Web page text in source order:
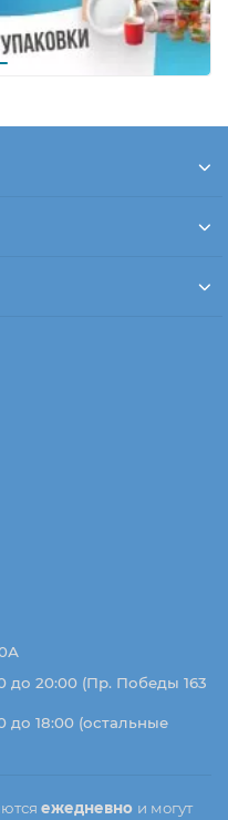
до 20:00 (Пр. Победы 163
до 18:00 (остальные
ежедневно и могут